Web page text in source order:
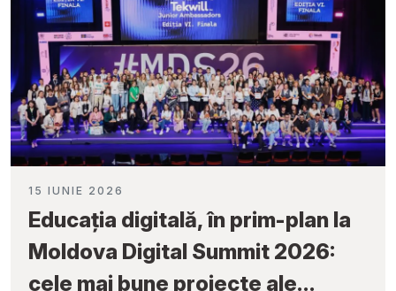
15 IUNIE 2026
Educația digitală, în prim-plan la
Moldova Digital Summit 2026:
cele mai bune proiecte ale